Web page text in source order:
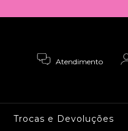
Atendimento
Trocas e Devoluções